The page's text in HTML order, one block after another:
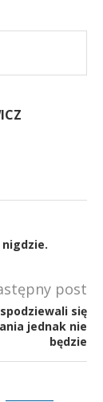
nigdzie.
post
się
jednak nie
będzie